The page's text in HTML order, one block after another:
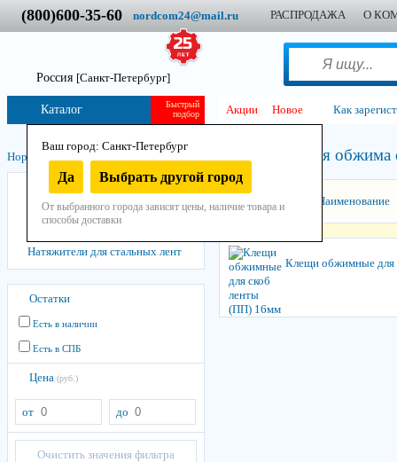
(800)600-35-60 nordcom24@mail.ru РАСПРОДАЖА О
Россия [Санкт-Петербург]
Ваш город: Санкт-Петербург
Да Выбрать другой город
От выбранного города зависят цены, наличие товара и
способы доставки
Быстрый
подбор
Каталог Акции Новое Как
Нордком Инструмент Ручной / Упаковочный Клещи для обжима
Инструмент размоточный
Клещи для обжима скоб
Натяжители для стальных лент
Остатки
Есть в наличии
Есть в СПБ
Цена (руб.)
от до
Очистить значения фильтра
Наименование
Клещи обжимные для